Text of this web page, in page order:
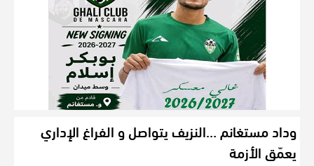
وداد مستغانم …النزيف يتواصل و الفراغ الإداري
يعمّق الأزمة